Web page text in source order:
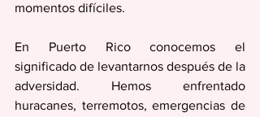
momentos difíciles.
En Puerto Rico conocemos el
significado de levantarnos después de la
adversidad. Hemos enfrentado
huracanes, terremotos, emergencias de